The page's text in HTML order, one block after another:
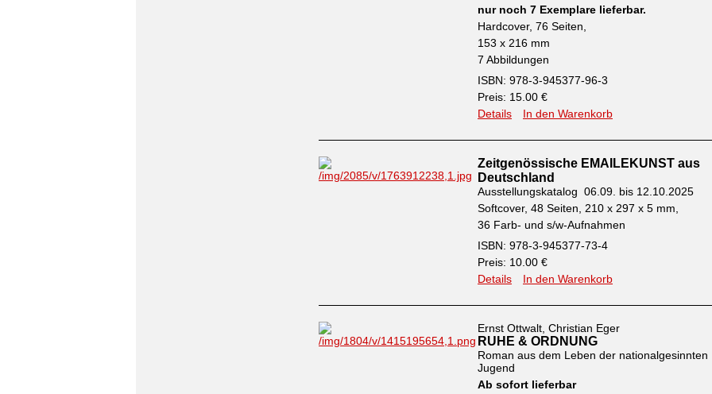
nur noch 7 Exemplare lieferbar.
Hardcover, 76 Seiten,
153 x 216 mm
7 Abbildungen
ISBN: 978-3-945377-96-3
Preis: 15.00 €
Details
In den Warenkorb
Zeitgenössische EMAILEKUNST aus
Deutschland
Ausstellungskatalog 06.09. bis 12.10.2025
Softcover, 48 Seiten, 210 x 297 x 5 mm,
36 Farb- und s/w-Aufnahmen
ISBN: 978-3-945377-73-4
Preis: 10.00 €
Details
In den Warenkorb
Ernst Ottwalt, Christian Eger
RUHE & ORDNUNG
Roman aus dem Leben der nationalgesinnten
Jugend
Ab sofort lieferbar